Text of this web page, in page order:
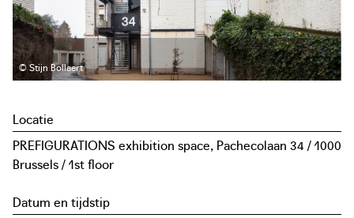
© Stijn Bollaert
Locatie
PREFIGURATIONS exhibition space, Pachecolaan 34 / 1000
Brussels / 1st floor
Datum en tijdstip